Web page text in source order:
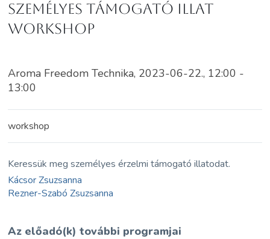
Személyes támogató illat
workshop
Aroma Freedom Technika, 2023-06-22., 12:00 -
13:00
workshop
Keressük meg személyes érzelmi támogató illatodat.
Kácsor Zsuzsanna
Rezner-Szabó Zsuzsanna
Az előadó(k) további programjai